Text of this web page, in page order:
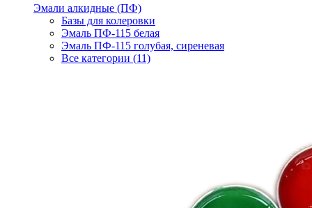
Эмали алкидные (ПФ)
Базы для колеровки
Эмаль ПФ-115 белая
Эмаль ПФ-115 голубая, сиреневая
Все категории (11)